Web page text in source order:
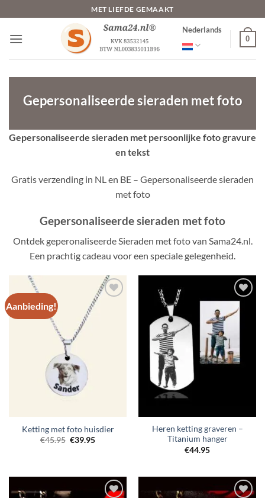
naar
inhoud
MET LIEFDE GEMAAKT
Nederlands
0
Gepersonaliseerde sieraden met foto
Gepersonaliseerde sieraden met persoonlijke foto gravure
en tekst
Gratis verzending in NL en BE – Gepersonaliseerde sieraden
met foto
Gepersonaliseerde sieraden met foto
Ontdek geperonaliseerde Sieraden met foto van Sama24.nl.
Een prachtig cadeau voor een speciale gelegenheid.
Aanbieding!
Toevoegen
Ketting met foto huisdier
€45.95 Oorspronkelijke
€39.95Huidige
aan
verlanglijst
Heren ketting graveren –
Titanium hanger
€44.95